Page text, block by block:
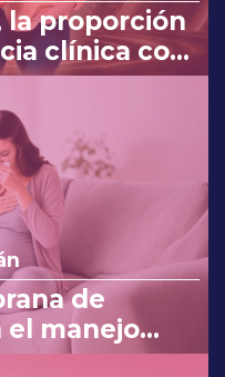
proporción
clínica con
de
el manejo
vómito del